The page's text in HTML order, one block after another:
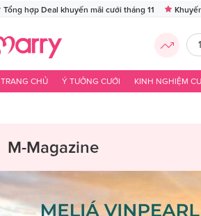
Tổng hợp Deal khuyến mãi cưới tháng 11
TRANG CHỦ Ý TƯỞNG CƯỚI KINH NGHIỆM
M-Magazine